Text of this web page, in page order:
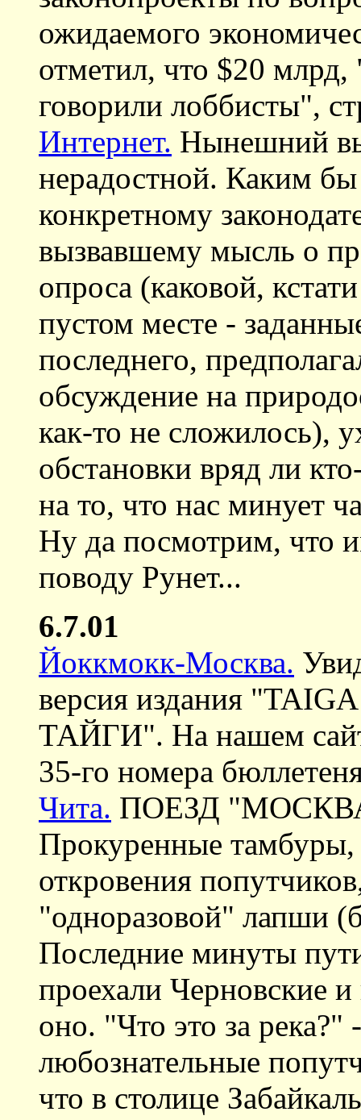
ожидаемого
отметил, что $20
говорили лоббисты",
Интернет. Нынешний
нерадостной. Каким
конкретному
вызвавшему мысль о
опроса (каковой,
пустом месте -
последнего,
обсуждение на
как-то не сложилось),
обстановки вряд ли
на то, что нас минует
Ну да посмотрим, что
поводу Рунет...
6.7.01
Йоккмокк-Москва.
версия издания
ТАЙГИ". На нашем
35-го номера
Чита. ПОЕЗД
Прокуренные тамбуры,
откровения
"одноразовой" лапши
Последние минуты
проехали Черновские
оно. "Что это за
любознательные
что в столице